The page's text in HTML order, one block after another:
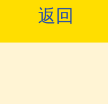
返回